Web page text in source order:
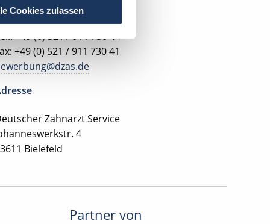
Cookies zulassen
+49 (0) 521 / 911 730 44
+49 (0) 521 / 911 730 41
Zahnarzt Service
4
Bielefeld
Partner von